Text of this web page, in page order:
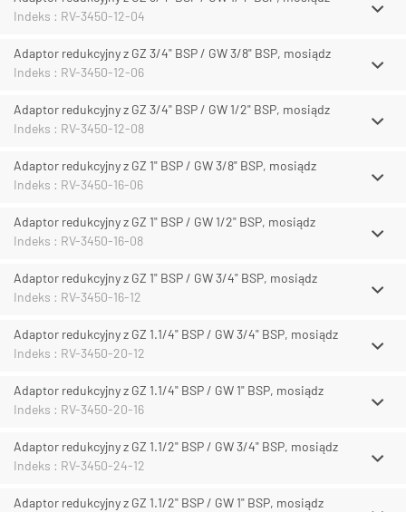
Indeks : RV-3450-12-04
Adaptor redukcyjny z GZ 3/4" BSP / GW 3/8" BSP, mosiądz
Indeks : RV-3450-12-06
Adaptor redukcyjny z GZ 3/4" BSP / GW 1/2" BSP, mosiądz
Indeks : RV-3450-12-08
Adaptor redukcyjny z GZ 1" BSP / GW 3/8" BSP, mosiądz
Indeks : RV-3450-16-06
Adaptor redukcyjny z GZ 1" BSP / GW 1/2" BSP, mosiądz
Indeks : RV-3450-16-08
Adaptor redukcyjny z GZ 1" BSP / GW 3/4" BSP, mosiądz
Indeks : RV-3450-16-12
Adaptor redukcyjny z GZ 1.1/4" BSP / GW 3/4" BSP, mosiądz
Indeks : RV-3450-20-12
Adaptor redukcyjny z GZ 1.1/4" BSP / GW 1" BSP, mosiądz
Indeks : RV-3450-20-16
Adaptor redukcyjny z GZ 1.1/2" BSP / GW 3/4" BSP, mosiądz
Indeks : RV-3450-24-12
Adaptor redukcyjny z GZ 1.1/2" BSP / GW 1" BSP, mosiądz